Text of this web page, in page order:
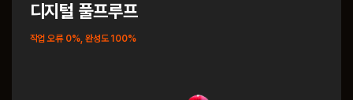
디지털 풀프루프
작업 오류 0%, 완성도 100%